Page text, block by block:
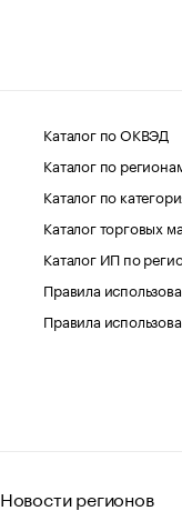
Каталог по ОКВЭД
Каталог по
Каталог по
Каталог торговых
Каталог ИП по
Правила
Правила
Новости регионов